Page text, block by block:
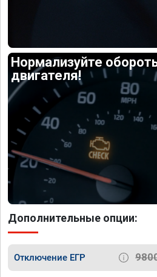
Нормализуйте
двигателя!
Дополнительные опции:
Отключение ЕГР